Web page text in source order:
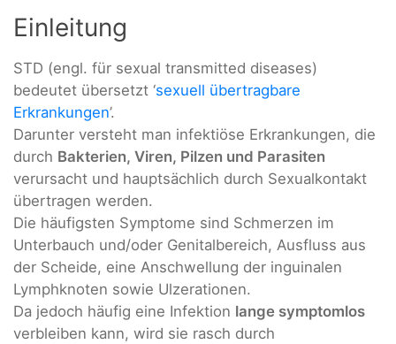
Einleitung
STD (engl. für sexual transmitted diseases)
bedeutet übersetzt ‘sexuell übertragbare
Erkrankungen’.
Darunter versteht man infektiöse Erkrankungen, die
durch Bakterien, Viren, Pilzen und Parasiten
verursacht und hauptsächlich durch Sexualkontakt
übertragen werden.
Die häufigsten Symptome sind Schmerzen im
Unterbauch und/oder Genitalbereich, Ausfluss aus
der Scheide, eine Anschwellung der inguinalen
Lymphknoten sowie Ulzerationen.
Da jedoch häufig eine Infektion lange symptomlos
verbleiben kann, wird sie rasch durch